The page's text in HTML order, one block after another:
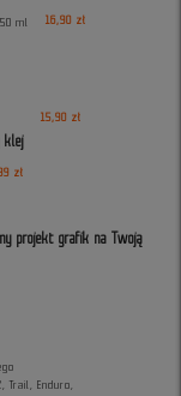
ml 16,90 zł
klej
15,90 zł
zł
projekt grafik na Twoją
Trail, Enduro,